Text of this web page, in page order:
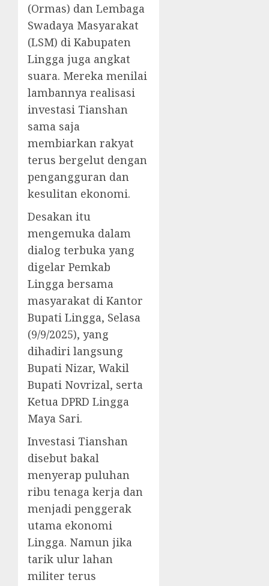
(Ormas) dan Lembaga
Swadaya Masyarakat
(LSM) di Kabupaten
Lingga juga angkat
suara. Mereka menilai
lambannya realisasi
investasi Tianshan
sama saja
membiarkan rakyat
terus bergelut dengan
pengangguran dan
kesulitan ekonomi.
Desakan itu
mengemuka dalam
dialog terbuka yang
digelar Pemkab
Lingga bersama
masyarakat di Kantor
Bupati Lingga, Selasa
(9/9/2025), yang
dihadiri langsung
Bupati Nizar, Wakil
Bupati Novrizal, serta
Ketua DPRD Lingga
Maya Sari.
Investasi Tianshan
disebut bakal
menyerap puluhan
ribu tenaga kerja dan
menjadi penggerak
utama ekonomi
Lingga. Namun jika
tarik ulur lahan
militer terus